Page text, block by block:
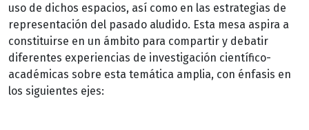
uso de dichos espacios, así como en las estrategias de
representación del pasado aludido. Esta mesa aspira a
constituirse en un ámbito para compartir y debatir
diferentes experiencias de investigación científico-
académicas sobre esta temática amplia, con énfasis en
los siguientes ejes: